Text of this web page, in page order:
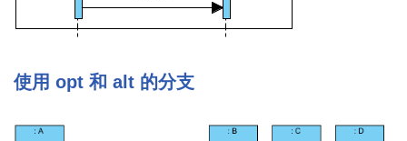
使用 opt 和 alt 的分支